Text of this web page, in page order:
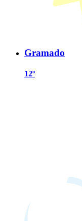
Gramado
12º